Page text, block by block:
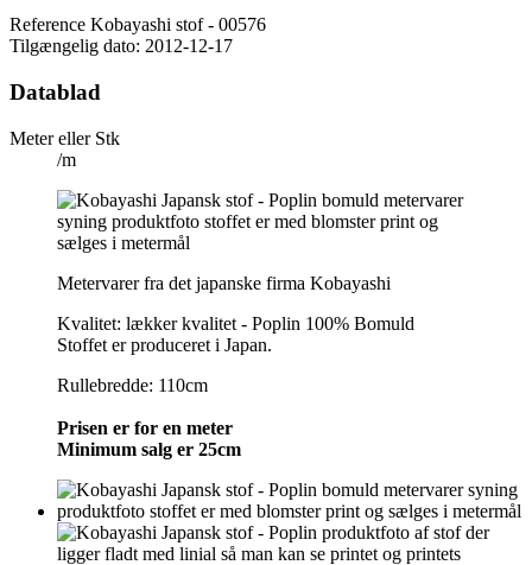
Reference Kobayashi stof - 00576
Tilgængelig dato: 2012-12-17
Datablad
Meter eller Stk
/m
Metervarer fra det japanske firma Kobayashi
Kvalitet: lækker kvalitet - Poplin 100% Bomuld
Stoffet er produceret i Japan.
Rullebredde: 110cm
Prisen er for en meter
Minimum salg er 25cm